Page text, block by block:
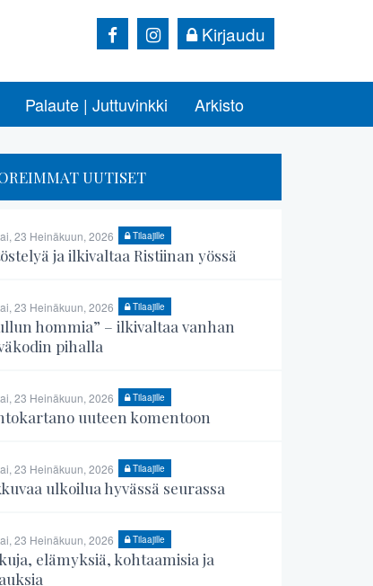
Kirjaudu
Palaute | Juttuvinkki Arkisto
UUTISET
23 Heinäkuun, 2026 Tilaajille
ja ilkivaltaa Ristiinan yössä
23 Heinäkuun, 2026 Tilaajille
hommia” – ilkivaltaa vanhan
pihalla
23 Heinäkuun, 2026 Tilaajille
uuteen komentoon
23 Heinäkuun, 2026 Tilaajille
ulkoilua hyvässä seurassa
23 Heinäkuun, 2026 Tilaajille
elämyksiä, kohtaamisia ja